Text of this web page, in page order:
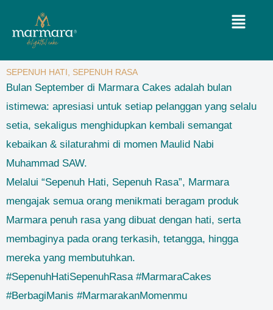
konten
Menu
SEPENUH HATI, SEPENUH RASA
Bulan September di Marmara Cakes adalah bulan
istimewa: apresiasi untuk setiap pelanggan yang selalu
setia, sekaligus menghidupkan kembali semangat
kebaikan & silaturahmi di momen Maulid Nabi
Muhammad SAW.
Melalui “Sepenuh Hati, Sepenuh Rasa”, Marmara
mengajak semua orang menikmati beragam produk
Marmara penuh rasa yang dibuat dengan hati, serta
membaginya pada orang terkasih, tetangga, hingga
mereka yang membutuhkan.
#SepenuhHatiSepenuhRasa #MarmaraCakes
#BerbagiManis #MarmarakanMomenmu